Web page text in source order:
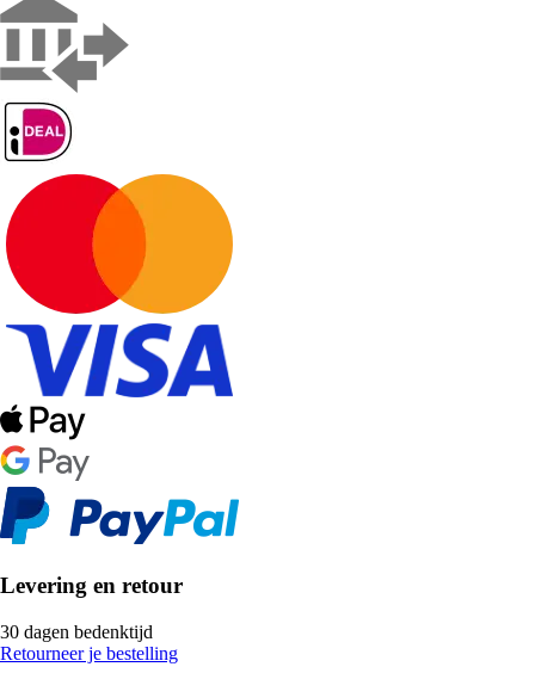
Levering en retour
30 dagen bedenktijd
Retourneer je bestelling